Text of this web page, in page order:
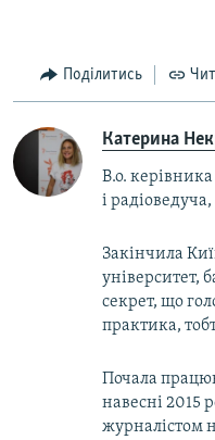
Поділитись
Катерина
В.о.
і
Закінчила
університет,
секрет, що
практика,
Почала
навесні 2015
журналістом